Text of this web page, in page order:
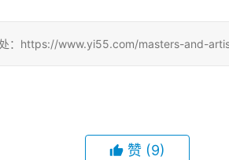
处：https://www.yi55.com/masters-and-
赞 (9)